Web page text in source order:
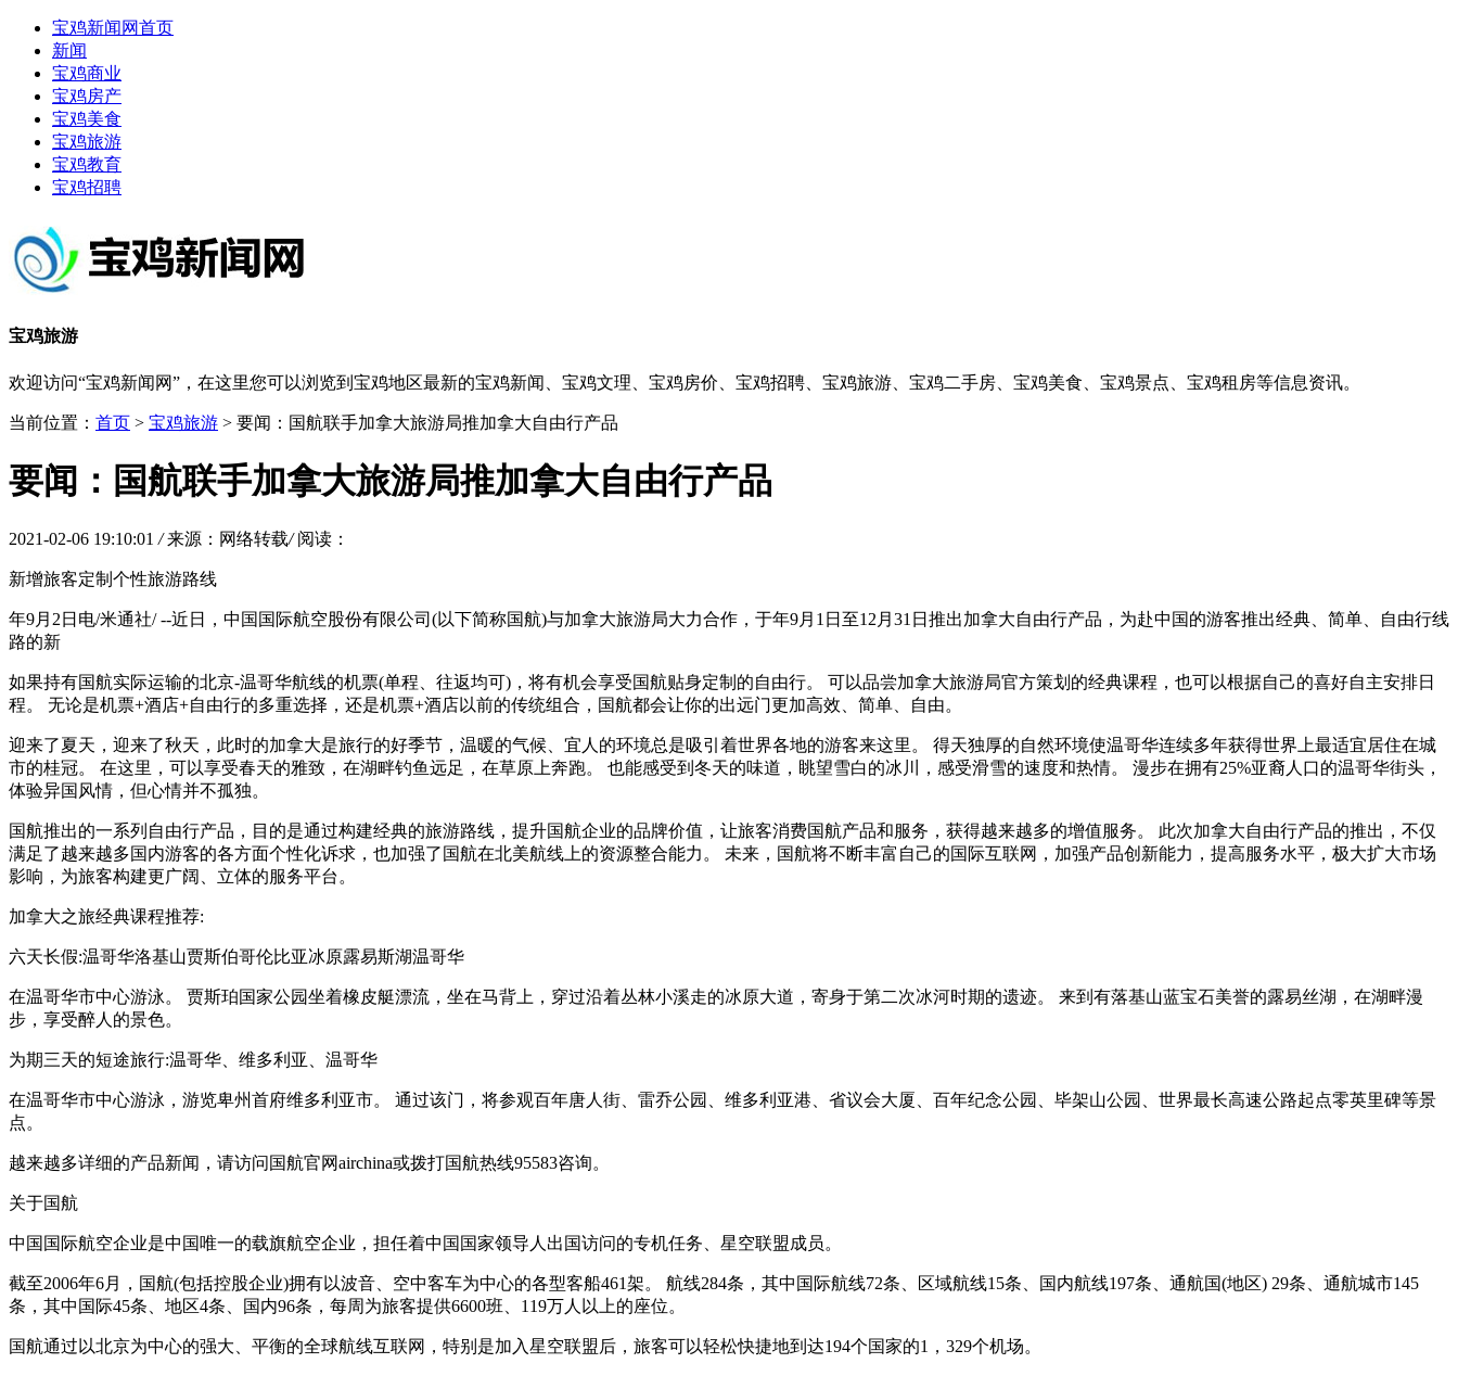
宝鸡新闻网首页
新闻
宝鸡商业
宝鸡房产
宝鸡美食
宝鸡旅游
宝鸡教育
宝鸡招聘
宝鸡旅游
欢迎访问“宝鸡新闻网”，在这里您可以浏览到宝鸡地区最新的宝鸡新闻、宝鸡文理、宝鸡房价、宝鸡招聘、宝鸡旅游、宝鸡二手房、宝鸡美食、宝鸡景点、宝鸡租房等信息资讯。
当前位置： 首页 > 宝鸡旅游 > 要闻：国航联手加拿大旅游局推加拿大自由行产品
要闻：国航联手加拿大旅游局推加拿大自由行产品
2021-02-06 19:10:01/ 来源：网络转载/ 阅读：
新增旅客定制个性旅游路线
年9月2日电/米通社/ --近日，中国国际航空股份有限公司(以下简称国航)与加拿大旅游局大力合作，于年9月1日至12月31日推出加拿大自由行产品，为赴中国的游客推出经典、简单、自由行线
路的新
如果持有国航实际运输的北京-温哥华航线的机票(单程、往返均可)，将有机会享受国航贴身定制的自由行。 可以品尝加拿大旅游局官方策划的经典课程，也可以根据自己的喜好自主安排日
程。 无论是机票+酒店+自由行的多重选择，还是机票+酒店以前的传统组合，国航都会让你的出远门更加高效、简单、自由。
迎来了夏天，迎来了秋天，此时的加拿大是旅行的好季节，温暖的气候、宜人的环境总是吸引着世界各地的游客来这里。 得天独厚的自然环境使温哥华连续多年获得世界上最适宜居住在城
市的桂冠。 在这里，可以享受春天的雅致，在湖畔钓鱼远足，在草原上奔跑。 也能感受到冬天的味道，眺望雪白的冰川，感受滑雪的速度和热情。 漫步在拥有25%亚裔人口的温哥华街头，
体验异国风情，但心情并不孤独。
国航推出的一系列自由行产品，目的是通过构建经典的旅游路线，提升国航企业的品牌价值，让旅客消费国航产品和服务，获得越来越多的增值服务。 此次加拿大自由行产品的推出，不仅
满足了越来越多国内游客的各方面个性化诉求，也加强了国航在北美航线上的资源整合能力。 未来，国航将不断丰富自己的国际互联网，加强产品创新能力，提高服务水平，极大扩大市场
影响，为旅客构建更广阔、立体的服务平台。
加拿大之旅经典课程推荐:
六天长假:温哥华洛基山贾斯伯哥伦比亚冰原露易斯湖温哥华
在温哥华市中心游泳。 贾斯珀国家公园坐着橡皮艇漂流，坐在马背上，穿过沿着丛林小溪走的冰原大道，寄身于第二次冰河时期的遗迹。 来到有落基山蓝宝石美誉的露易丝湖，在湖畔漫
步，享受醉人的景色。
为期三天的短途旅行:温哥华、维多利亚、温哥华
在温哥华市中心游泳，游览卑州首府维多利亚市。 通过该门，将参观百年唐人街、雷乔公园、维多利亚港、省议会大厦、百年纪念公园、毕架山公园、世界最长高速公路起点零英里碑等景
点。
越来越多详细的产品新闻，请访问国航官网airchina或拨打国航热线95583咨询。
关于国航
中国国际航空企业是中国唯一的载旗航空企业，担任着中国国家领导人出国访问的专机任务、星空联盟成员。
截至2006年6月，国航(包括控股企业)拥有以波音、空中客车为中心的各型客船461架。 航线284条，其中国际航线72条、区域航线15条、国内航线197条、通航国(地区) 29条、通航城市145
条，其中国际45条、地区4条、国内96条，每周为旅客提供6600班、119万人以上的座位。
国航通过以北京为中心的强大、平衡的全球航线互联网，特别是加入星空联盟后，旅客可以轻松快捷地到达194个国家的1，329个机场。